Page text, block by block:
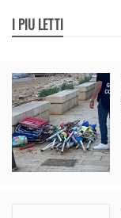
I PIÙ LETTI